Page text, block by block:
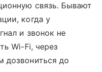
связь. Бывают
когда у
и звонок не
Wi-Fi, через
дозвониться до